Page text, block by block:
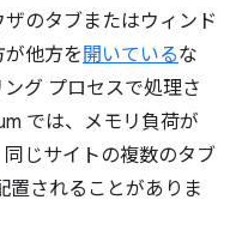
のタブまたはウィンド
他方を 開いているな
グ プロセスで処理さ
では、メモリ負荷が
じサイトの複数のタブ
置されることがありま